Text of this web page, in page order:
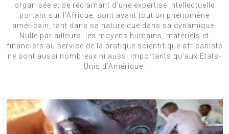
organisée et se réclamant d’une expertise intellectuelle
portant sur l’Afrique, sont avant tout un phénomène
américain, tant dans sa nature que dans sa dynamique.
Nulle par ailleurs, les moyens humains, matériels et
financiers au service de la pratique scientifique africaniste
ne sont aussi nombreux ni aussi importants qu’aux États-
Unis d’Amérique.